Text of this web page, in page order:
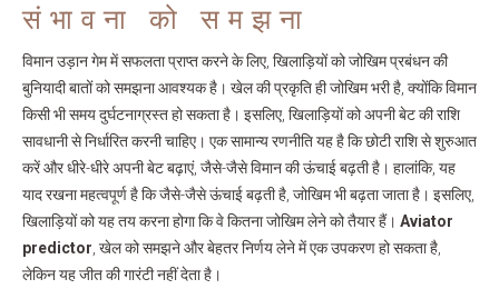
संभावना को समझना
विमान उड़ान गेम में सफलता प्राप्त करने के लिए, खिलाड़ियों को जोखिम प्रबंधन की
बुनियादी बातों को समझना आवश्यक है। खेल की प्रकृति ही जोखिम भरी है, क्योंकि विमान
किसी भी समय दुर्घटनाग्रस्त हो सकता है। इसलिए, खिलाड़ियों को अपनी बेट की राशि
सावधानी से निर्धारित करनी चाहिए। एक सामान्य रणनीति यह है कि छोटी राशि से शुरुआत
करें और धीरे-धीरे अपनी बेट बढ़ाएं, जैसे-जैसे विमान की ऊंचाई बढ़ती है। हालांकि, यह
याद रखना महत्वपूर्ण है कि जैसे-जैसे ऊंचाई बढ़ती है, जोखिम भी बढ़ता जाता है। इसलिए,
खिलाड़ियों को यह तय करना होगा कि वे कितना जोखिम लेने को तैयार हैं। Aviator
predictor , खेल को समझने और बेहतर निर्णय लेने में एक उपकरण हो सकता है,
लेकिन यह जीत की गारंटी नहीं देता है।